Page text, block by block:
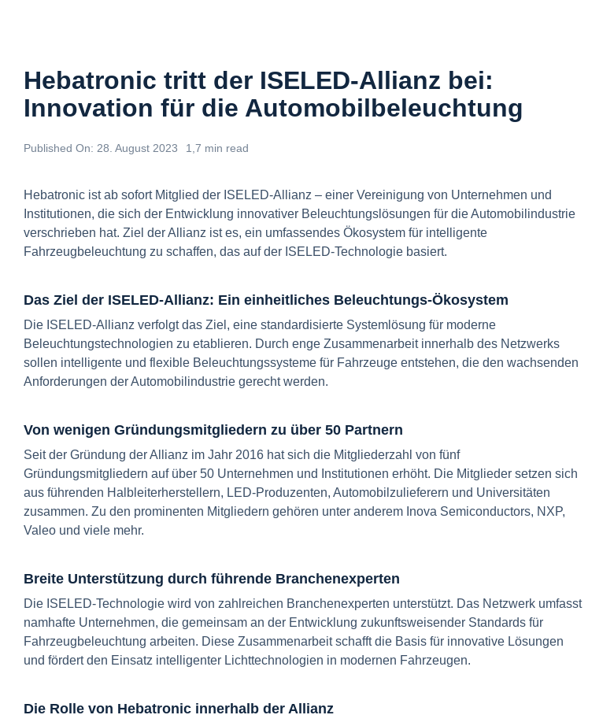
Hebatronic tritt der ISELED-Allianz bei:
Innovation für die Automobilbeleuchtung
Published On: 28. August 2023 1,7 min read
Hebatronic ist ab sofort Mitglied der ISELED-Allianz – einer Vereinigung von Unternehmen und
Institutionen, die sich der Entwicklung innovativer Beleuchtungslösungen für die Automobilindustrie
verschrieben hat. Ziel der Allianz ist es, ein umfassendes Ökosystem für intelligente
Fahrzeugbeleuchtung zu schaffen, das auf der ISELED-Technologie basiert.
Das Ziel der ISELED-Allianz: Ein einheitliches Beleuchtungs-Ökosystem
Die ISELED-Allianz verfolgt das Ziel, eine standardisierte Systemlösung für moderne
Beleuchtungstechnologien zu etablieren. Durch enge Zusammenarbeit innerhalb des Netzwerks
sollen intelligente und flexible Beleuchtungssysteme für Fahrzeuge entstehen, die den wachsenden
Anforderungen der Automobilindustrie gerecht werden.
Von wenigen Gründungsmitgliedern zu über 50 Partnern
Seit der Gründung der Allianz im Jahr 2016 hat sich die Mitgliederzahl von fünf
Gründungsmitgliedern auf über 50 Unternehmen und Institutionen erhöht. Die Mitglieder setzen sich
aus führenden Halbleiterherstellern, LED-Produzenten, Automobilzulieferern und Universitäten
zusammen. Zu den prominenten Mitgliedern gehören unter anderem Inova Semiconductors, NXP,
Valeo und viele mehr.
Breite Unterstützung durch führende Branchenexperten
Die ISELED-Technologie wird von zahlreichen Branchenexperten unterstützt. Das Netzwerk umfasst
namhafte Unternehmen, die gemeinsam an der Entwicklung zukunftsweisender Standards für
Fahrzeugbeleuchtung arbeiten. Diese Zusammenarbeit schafft die Basis für innovative Lösungen
und fördert den Einsatz intelligenter Lichttechnologien in modernen Fahrzeugen.
Die Rolle von Hebatronic innerhalb der Allianz